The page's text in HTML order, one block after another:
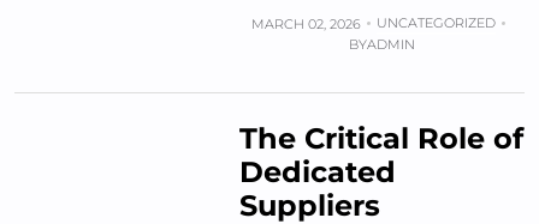
MARCH 02, 2026
UNCATEGORIZED
BYADMIN
The Critical Role of
Dedicated
Suppliers